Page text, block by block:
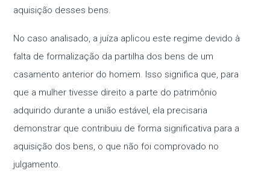
aquisição desses bens.
No caso analisado, a juíza aplicou este regime devido à
falta de formalização da partilha dos bens de um
casamento anterior do homem. Isso significa que, para
que a mulher tivesse direito a parte do patrimônio
adquirido durante a união estável, ela precisaria
demonstrar que contribuiu de forma significativa para a
aquisição dos bens, o que não foi comprovado no
julgamento.